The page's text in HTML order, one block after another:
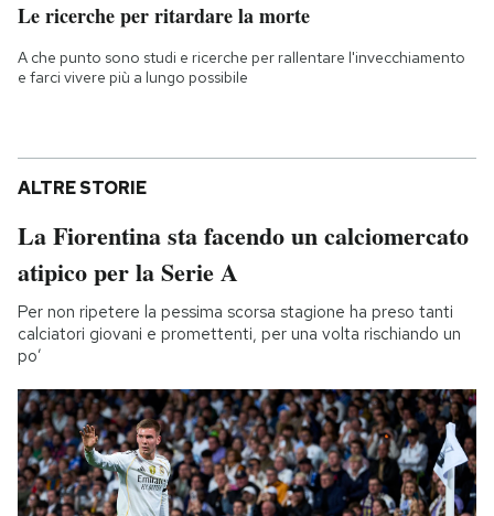
Le ricerche per ritardare la morte
A che punto sono studi e ricerche per rallentare l'invecchiamento
e farci vivere più a lungo possibile
ALTRE STORIE
La Fiorentina sta facendo un calciomercato
atipico per la Serie A
Per non ripetere la pessima scorsa stagione ha preso tanti
calciatori giovani e promettenti, per una volta rischiando un
po’